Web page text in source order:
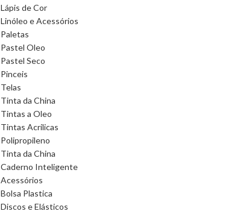
Lápis de Cor
Linóleo e Acessórios
Paletas
Pastel Oleo
Pastel Seco
Pinceis
Telas
Tinta da China
Tintas a Oleo
Tintas Acrilicas
Polipropileno
Tinta da China
Caderno Inteligente
Acessórios
Bolsa Plastica
Discos e Elásticos